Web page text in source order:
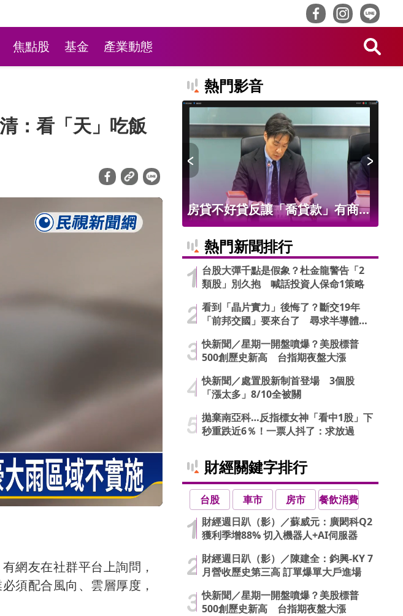
焦點股 基金 產業動態
：看「天」吃飯
網友在社群平台上詢問，
須配合風向、雲層厚度，
熱門影音
貸不好貸反讓「喬貸款」有商
？地政士、銀行員利益鏈曝 金
父親節帶爸爸玩透透！ 韓式拍
熱門新聞排行
台股大彈千點是假象？杜金龍警告「2
類股」別久抱 喊話投資人保命1策略
看到「晶片實力」後悔了？斷交19年
「前邦交國」要來台了 尋求半導體合
快新聞／星期一開盤噴爆？美股標普
500創歷史新高 台指期夜盤大漲
快新聞／處置股新制首登場 3個股
「漲太多」8/10全被關
拋棄南亞科…反指標女神「看中1股」下
秒重跌近6％！一票人抖了：求放過
財經關鍵字排行
台股 車市 房市
餐飲消費
財經週日趴（影）／蘇威元：廣閎科Q2
獲利季增88% 切入機器人+AI伺服器
財經週日趴（影）／陳建全：鈞興-KY 7
月營收歷史第三高 訂單爆單大戶進場
快新聞／星期一開盤噴爆？美股標普
500創歷史新高 台指期夜盤大漲